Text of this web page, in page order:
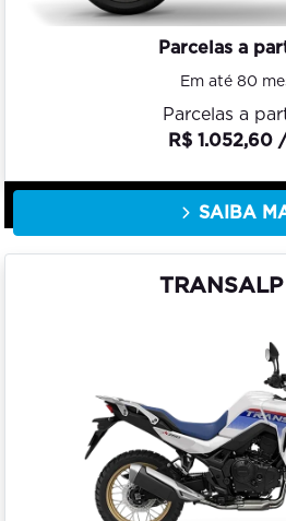
Parcelas a
Em até 80
Parcelas a
R$ 1.052,60
SAIBA